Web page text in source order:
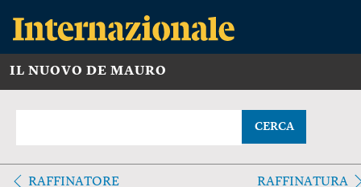
IL NUOVO DE MAURO
CERCA
RAFFINATORE RAFFINATURA